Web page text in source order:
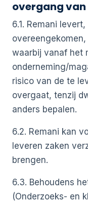
overgang
6.1. Remani
overeengekomen,
waarbij vanaf het
onderneming/
risico van de te
overgaat, tenzij
anders bepalen.
6.2. Remani kan
leveren zaken
brengen.
6.3. Behoudens
(Onderzoeks- en